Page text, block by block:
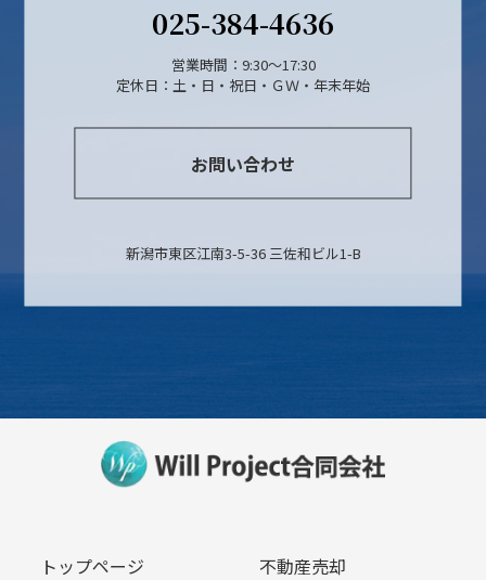
025-384-4636
営業時間：9:30～17:30
定休日：土・日・祝日・ＧＷ・年末年始
お問い合わせ
新潟市東区江南3-5-36 三佐和ビル1-B
トップページ 不動産売却